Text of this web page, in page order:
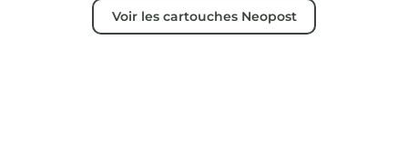
Voir les cartouches Neopost